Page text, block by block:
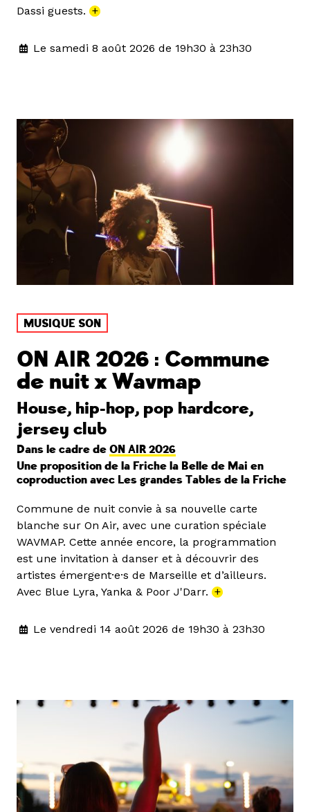
Dassi guests. +
Le samedi 8 août 2026 de 19h30 à 23h30
MUSIQUE SON
ON AIR 2026 : Commune
de nuit x Wavmap
House, hip-hop, pop hardcore,
jersey club
Dans le cadre de ON AIR 2026
Une proposition de la Friche la Belle de Mai en
coproduction avec Les grandes Tables de la Friche
Commune de nuit convie à sa nouvelle carte
blanche sur On Air, avec une curation spéciale
WAVMAP. Cette année encore, la programmation
est une invitation à danser et à découvrir des
artistes émergent·e·s de Marseille et d’ailleurs.
Avec Blue Lyra, Yanka & Poor J'Darr. +
Le vendredi 14 août 2026 de 19h30 à 23h30